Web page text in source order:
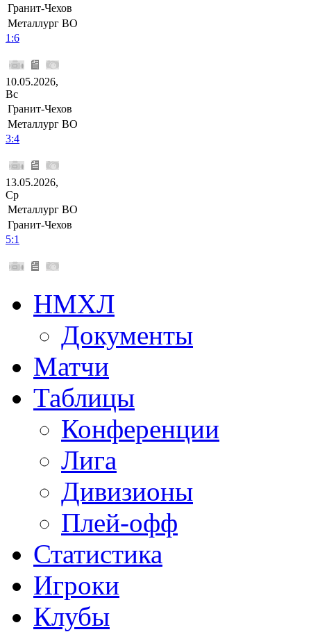
Гранит-Чехов
Металлург ВО
1:6
10.05.2026,
Вс
Гранит-Чехов
Металлург ВО
3:4
13.05.2026,
Ср
Металлург ВО
Гранит-Чехов
5:1
НМХЛ
Документы
Матчи
Таблицы
Конференции
Лига
Дивизионы
Плей-офф
Статистика
Игроки
Клубы